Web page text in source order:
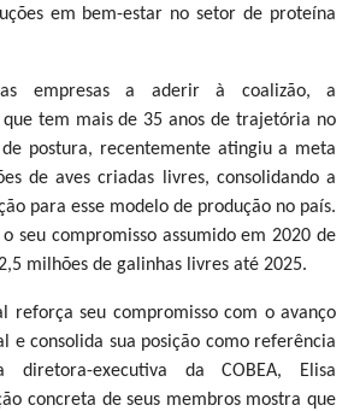
em bem-estar no setor de proteína
empresas a aderir à coalizão, a
tem mais de 35 anos de trajetória no
postura, recentemente atingiu a meta
de aves criadas livres, consolidando a
para esse modelo de produção no país.
seu compromisso assumido em 2020 de
milhões de galinhas livres até 2025.
reforça seu compromisso com o avanço
e consolida sua posição como referência
executiva da COBEA, Elisa
concreta de seus membros mostra que